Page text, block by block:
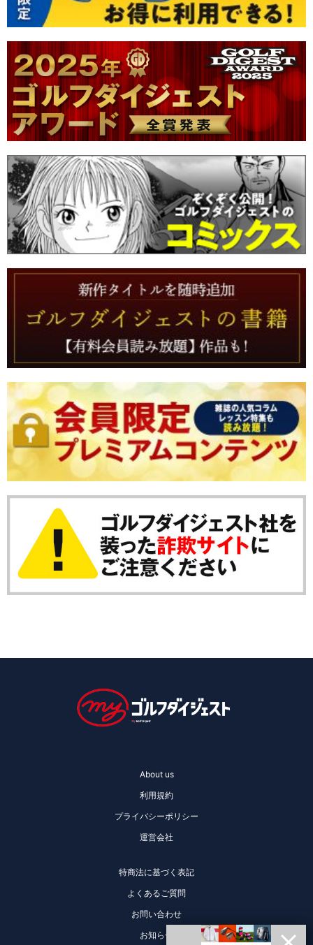
About us
利用規約
プライバシーポリシー
運営会社
特商法に基づく表記
よくあるご質問
お問い合わせ
お知らせ